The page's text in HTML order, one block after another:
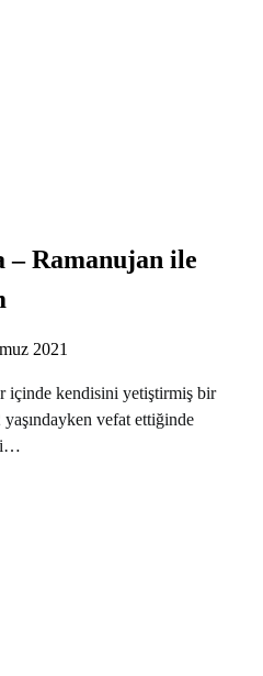
– Ramanujan ile
2021
içinde kendisini yetiştirmiş bir
vefat ettiğinde